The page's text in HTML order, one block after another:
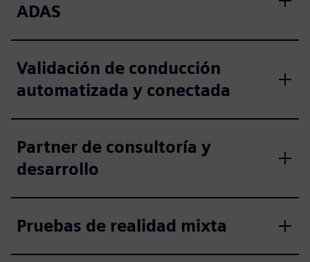
ADAS
Validación de conducción
automatizada y conectada
Partner de consultoría y
desarrollo
Pruebas de realidad mixta